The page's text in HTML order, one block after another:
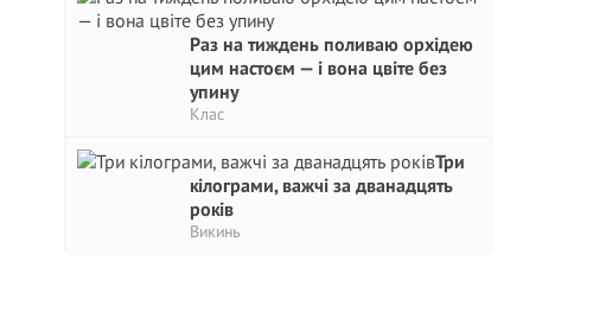
Раз на тиждень поливаю орхідею
цим настоєм — і вона цвіте без
упину
Клас
Три
кілограми, важчі за дванадцять
років
Викинь